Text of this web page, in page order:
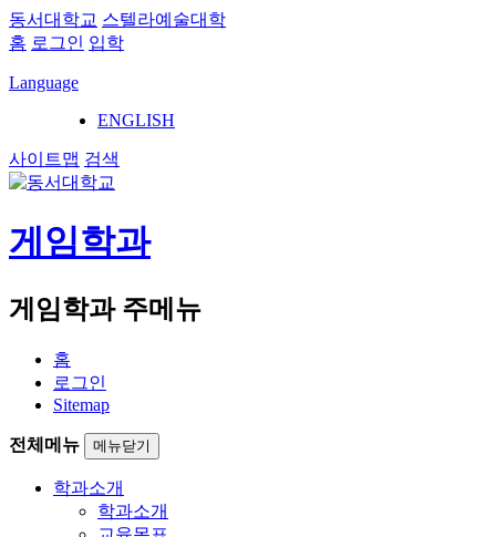
동서대학교 스텔라예술대학
홈 로그인 입학
Language
ENGLISH
사이트맵 검색
게임학과
게임학과 주메뉴
홈
로그인
Sitemap
전체메뉴 메뉴닫기
학과소개
학과소개